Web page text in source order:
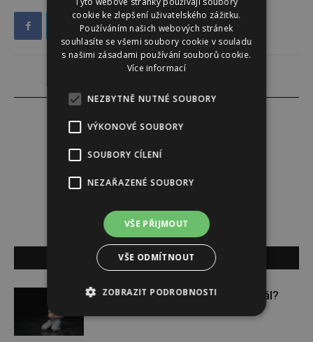
Darina Zumrová
SOUVISEJÍCÍ ČLÁNKY
Budou se vraždit malé děti dál?
cookie ke zlepšení uživatelského zážitku.
Používáním našich webových stránek
souhlasíte se všemi soubory cookie v souladu
s našimi zásadami používání souborů cookie.
Více informací
NEZBYTNĚ NUTNÉ SOUBORY
VÝKONOVÉ SOUBORY
SOUBORY CÍLENÍ
NEZAŘAZENÉ SOUBORY
VŠE PŘIJMOUT
VŠE ODMÍTNOUT
ZOBRAZIT PODROBNOSTI